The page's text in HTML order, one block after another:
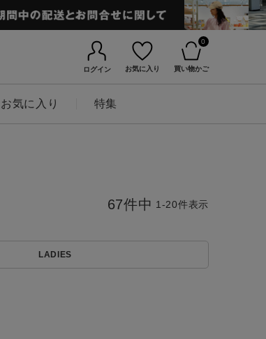
ログイン お気に入り
0
買い物かご
お気に入り 特集
LADIES
67件中 1-20件表示